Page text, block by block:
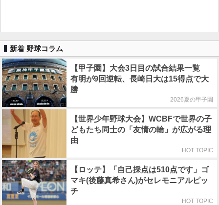
新着 野球コラム
【甲子園】大会3日目の試合結果一覧
有明が9回逆転、長崎日大は15得点で大
勝
2026夏の甲子園
【世界少年野球大会】WCBFで世界の子
どもたち同士の「友情の輪」が広がる理
由
HOT TOPIC
【ロッテ】「自己採点は510点です」ゴ
マキ(後藤真希さん)がセレモニアルピッ
チ
HOT TOPIC